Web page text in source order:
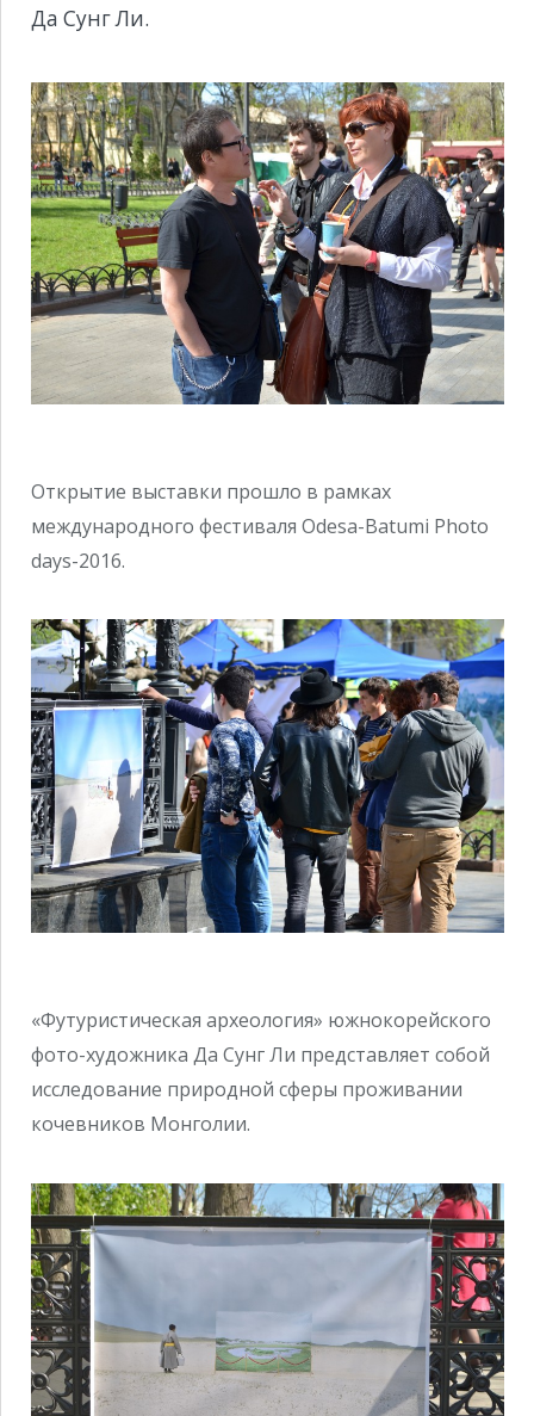
Да Сунг Ли.
Открытие выставки прошло в рамках
международного фестиваля Odesa-Batumi Photo
days-2016.
«Футуристическая археология» южнокорейского
фото-художника Да Сунг Ли представляет собой
исследование природной сферы проживании
кочевников Монголии.